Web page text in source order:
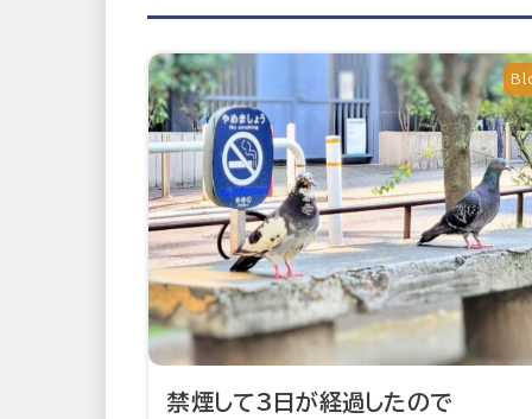
禁煙して3日が経過したので